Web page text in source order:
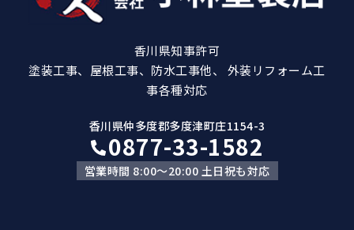
香川県知事許可
塗装工事、屋根工事、防水工事他、 外装リフォーム工
事各種対応
香川県仲多度郡多度津町庄1154-3
0877-33-1582
営業時間 8:00～20:00 土日祝も対応